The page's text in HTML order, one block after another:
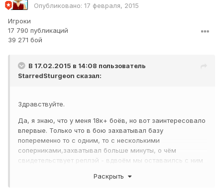
Опубликовано: 17 февраля, 2015
Игроки
17 790 публикаций
39 271 бой
В 17.02.2015 в 14:08 пользователь
StarredSturgeon сказал:
Здравствуйте.
Да, я знаю, что у меня 18к+ боёв, но вот заинтересовало
впервые. Только что в бою захватывал базу
попеременно то с одним, то с несколькими
соперниками,захватывал больше минуты, о чём
свидетельствует реплэй - вдвоём мы оставаилсь с ним
Раскрыть